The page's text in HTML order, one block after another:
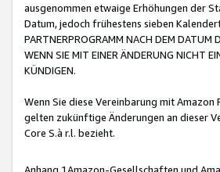
ausgenommen etwaige Erhöhungen der
Datum, jedoch frühestens sieben
PARTNERPROGRAMM NACH DEM DATUM
WENN SIE MIT EINER ÄNDERUNG NICHT
KÜNDIGEN.
Wenn Sie diese Vereinbarung mit Amazon
gelten zukünftige Änderungen an dieser
Core S.à r.l. bezieht.
Anhang 1Amazon-Gesellschaften und